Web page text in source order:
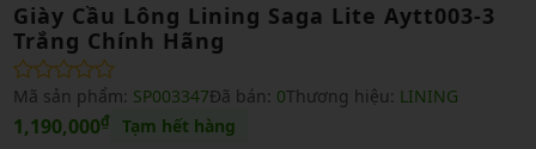
Giày Cầu Lông Lining Saga Lite Aytt003-3
Trắng Chính Hãng
Mã sản phẩm: SP003347Đã bán: 0Thương hiệu: LINING
1,190,000₫ Tạm hết hàng